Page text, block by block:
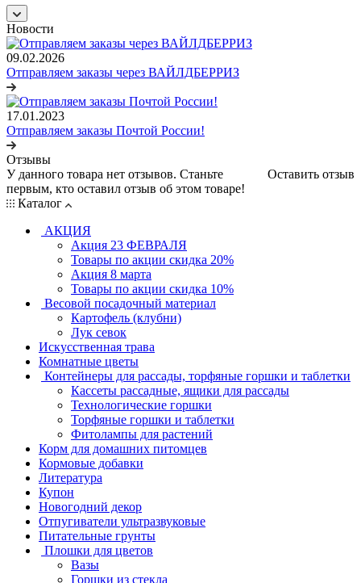
Новости
09.02.2026
Отправляем заказы через ВАЙЛДБЕРРИЗ
17.01.2023
Отправляем заказы Почтой России!
Отзывы
Оставить отзыв
У данного товара нет отзывов. Станьте
первым, кто оставил отзыв об этом товаре!
Каталог
АКЦИЯ
Акция 23 ФЕВРАЛЯ
Товары по акции скидка 20%
Акция 8 марта
Товары по акции скидка 10%
Весовой посадочный материал
Картофель (клубни)
Лук севок
Искусственная трава
Комнатные цветы
Контейнеры для рассады, торфяные горшки и таблетки
Кассеты рассадные, ящики для рассады
Технологические горшки
Торфяные горшки и таблетки
Фитолампы для растений
Корм для домашних питомцев
Кормовые добавки
Литература
Купон
Новогодний декор
Отпугиватели ультразвуковые
Питательные грунты
Плошки для цветов
Вазы
Горшки из стекла